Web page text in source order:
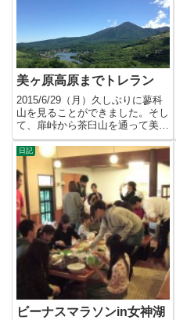
美ヶ原高原までトレラン
2015/6/29（月）久しぶりに蓼科
山を見ることができました。そし
て、扉峠から茶臼山を通って美ヶ
原高原まで往復してきま...
日記
ビーナスマラソンin女神湖